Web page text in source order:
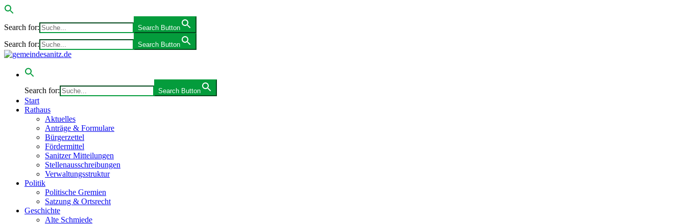
Search for: Search Button
Search for: Search Button
Search for: Search Button
Start
Rathaus
Aktuelles
Anträge & Formulare
Bürgerzettel
Fördermittel
Sanitzer Mitteilungen
Stellenausschreibungen
Verwaltungsstruktur
Politik
Politische Gremien
Satzung & Ortsrecht
Geschichte
Alte Schmiede